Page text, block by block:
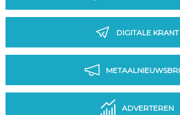
DIGITALE KRANT
ADVERTEREN